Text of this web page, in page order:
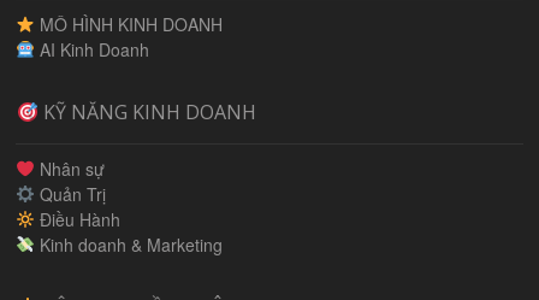
MÔ HÌNH KINH DOANH
AI Kinh Doanh
KỸ NĂNG KINH DOANH
Nhân sự
Quản Trị
Điều Hành
Kinh doanh & Marketing